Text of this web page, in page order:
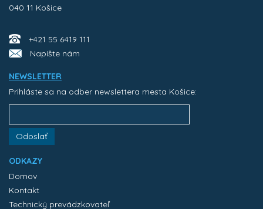
040 11 Košice
+421 55 6419 111
Napíšte nám
NEWSLETTER
Prihláste sa na odber newslettera mesta Košice:
Odoslať
ODKAZY
Domov
Kontakt
Technický prevádzkovateľ